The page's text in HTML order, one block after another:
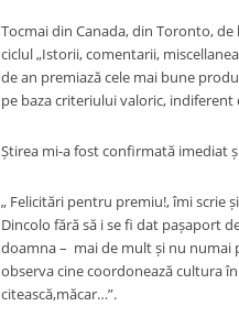
Tocmai din Canada, din Toronto,
ciclul „Istorii, comentarii,
de an premiază cele mai bune
pe baza criteriului valoric,
Știrea mi-a fost confirmată imediat
„ Felicitări pentru premiu!, îmi scrie
Dincolo fără să i se fi dat pașaport
doamna – mai de mult și nu numai
observa cine coordonează cultura
citească,măcar…”.